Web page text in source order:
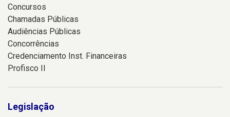
Concursos
Chamadas Públicas
Audiências Públicas
Concorrências
Credenciamento Inst. Financeiras
Profisco II
Legislação